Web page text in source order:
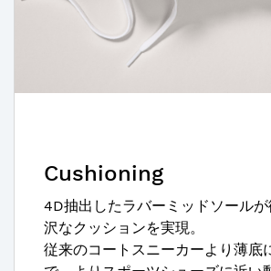
Cushioning
4D抽出したラバーミッドソール
沢なクッションを実現。
従来のコートスニーカーより薄底